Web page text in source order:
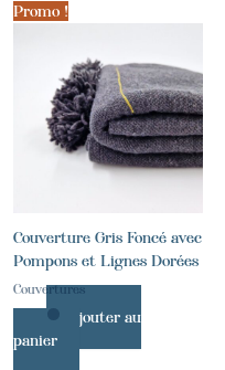
Promo !
Couverture Gris Foncé avec
Pompons et Lignes Dorées
Couvertures
Ajouter au
panier